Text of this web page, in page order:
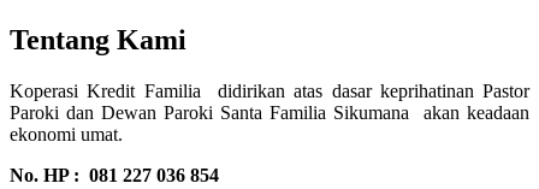
Tentang Kami
Koperasi Kredit Familia didirikan atas dasar keprihatinan Pastor
Paroki dan Dewan Paroki Santa Familia Sikumana akan keadaan
ekonomi umat.
No. HP : 081 227 036 854